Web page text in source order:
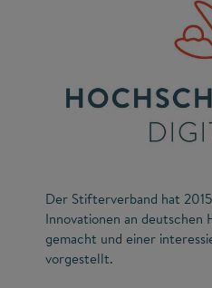
Der Stifterverband hat
Innovationen an deutschen
gemacht und einer
vorgestellt.